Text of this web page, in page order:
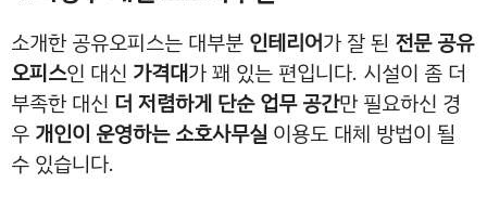
소개한 공유오피스는 대부분 인테리어가 잘 된 전문 공유
오피스인 대신 가격대가 꽤 있는 편입니다. 시설이 좀 더
부족한 대신 더 저렴하게 단순 업무 공간만 필요하신 경
우 개인이 운영하는 소호사무실 이용도 대체 방법이 될
수 있습니다.